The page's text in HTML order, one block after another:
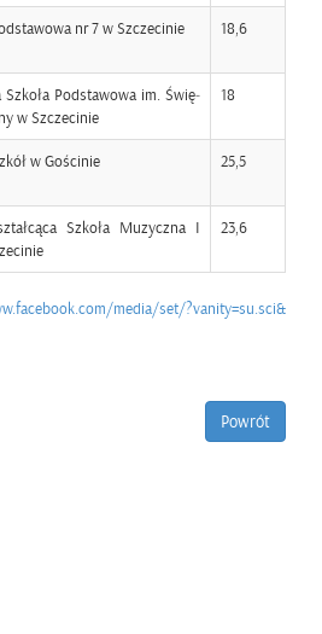
nr 7 w Szcze­ci­nie 18,6
Szko­ła Pod­sta­wo­wa im. Świę­
w Szcze­ci­nie
18
w Go­ści­nie 25,5
Szko­ła Mu­zycz­na I
23,6
​media/​set/?​vanity=su.​sci&​
Po­wrót